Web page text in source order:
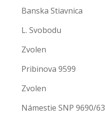
Banska Stiavnica
L. Svobodu
Zvolen
Pribinova 9599
Zvolen
Námestie SNP 9690/63